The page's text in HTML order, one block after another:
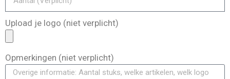
Upload je logo (niet verplicht)
Opmerkingen (niet verplicht)